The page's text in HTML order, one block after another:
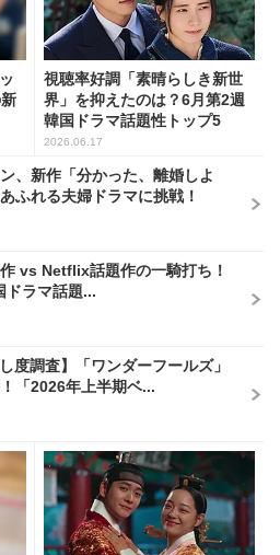
視聴率好調「素晴らしき新世
界」を抑えたのは？6月第2週
韓国ドラマ話題性トップ5
2026.06.17
、新作「分かった、離婚しよ
ふれる夫婦ドラマに挑戦！
vs Netflix話題作の一騎打ち！
ドラマ話題...
度調査】「ワンダーフールズ」
「2026年上半期ベ...